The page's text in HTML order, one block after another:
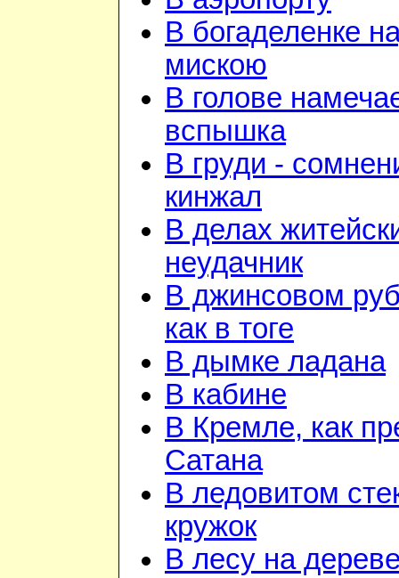
В богаделенке
мискою
В голове
вспышка
В груди -
кинжал
В делах
неудачник
В джинсовом
как в тоге
В дымке ладана
В кабине
В Кремле, как
Сатана
В ледовитом
кружок
В лесу на